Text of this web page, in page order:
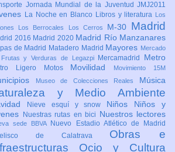
Jornada Mundial de la Juventud JMJ2011
La Noche en Blanco Libros y literatura
Los
Los Berrocales Los Cerros M-30 Madrid
2016 Madrid 2020 Madrid Río Manzanares
de Madrid Matadero Madrid Mayores Mercado
y Verduras de Legazpi
Mercamadrid Metro
Ligero Motos Movilidad Movimiento 15M
Museo de Colecciones Reales Música
y Medio Ambiente
Nieve esquí y snow Niños Niños y
Nuestras rutas en bici Nuestros lectores
sede BBVA
Nuevo Estadio Atlético de Madrid
de Calatrava Obras e
Ocio y Cultura